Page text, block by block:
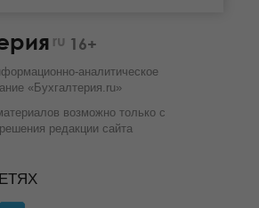
ru 16+
аналитическое
«Бухгалтерия.ru»
возможно только с
редакции сайта